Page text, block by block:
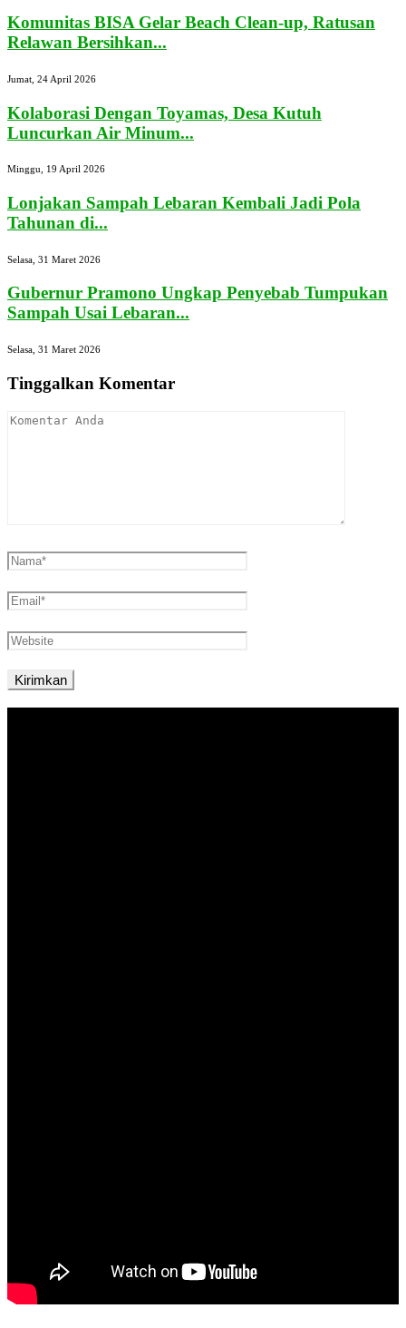
Komunitas BISA Gelar Beach Clean-up, Ratusan
Relawan Bersihkan...
Jumat, 24 April 2026
Kolaborasi Dengan Toyamas, Desa Kutuh
Luncurkan Air Minum...
Minggu, 19 April 2026
Lonjakan Sampah Lebaran Kembali Jadi Pola
Tahunan di...
Selasa, 31 Maret 2026
Gubernur Pramono Ungkap Penyebab Tumpukan
Sampah Usai Lebaran...
Selasa, 31 Maret 2026
Tinggalkan Komentar